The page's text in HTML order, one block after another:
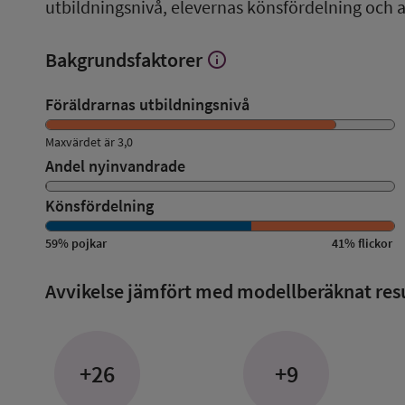
utbildningsnivå, elevernas könsfördelning och
Bakgrundsfaktorer Visa
Bakgrundsfaktorer
info
Föräldrarnas utbildningsnivå
Maxvärdet är 3,0
Andel nyinvandrade
Könsfördelning
59% pojkar 41%flickor
Avvikelse jämfört med modellberäknat
+26 +9